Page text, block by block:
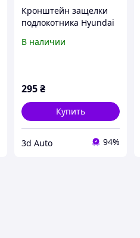
Кронштейн защелки
подлокотника Hyundai
В наличии
295 ₴
Купить
3d Auto 94%